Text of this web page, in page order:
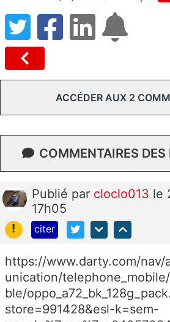
ACCÉDER AUX 2
COMMENTAIRES
Publié par cloclo013 le
17h05
!
citer
https://www.darty.com/nav/
unication/
ble/
store=991428&esl-k=sem-